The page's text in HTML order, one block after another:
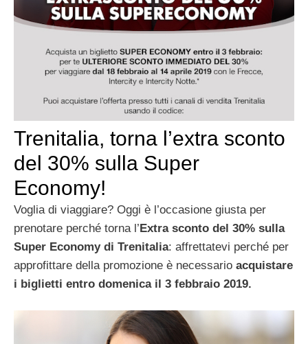
Trenitalia, torna l’extra sconto
del 30% sulla Super
Economy!
Voglia di viaggiare? Oggi è l’occasione giusta per
prenotare perché torna l’Extra sconto del 30% sulla
Super Economy di Trenitalia: affrettatevi perché per
approfittare della promozione è necessario acquistare
i biglietti entro domenica il 3 febbraio 2019.